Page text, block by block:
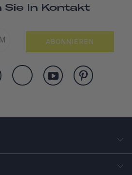
Sie In Kontakt
ABONNIEREN